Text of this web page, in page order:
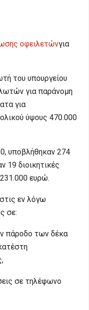
οφειλετώνγια
του υπουργείου
για παράνομη
για
ύψους 470.000
υποβλήθηκαν 274
19 διοικητικές
ευρώ.
εν λόγω
σε:
πάροδο των δέκα
σε τηλέφωνο